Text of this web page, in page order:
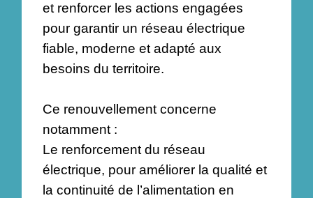
et renforcer les actions engagées
pour garantir un réseau électrique
fiable, moderne et adapté aux
besoins du territoire.
Ce renouvellement concerne
notamment :
Le renforcement du réseau
électrique, pour améliorer la qualité et
la continuité de l’alimentation en